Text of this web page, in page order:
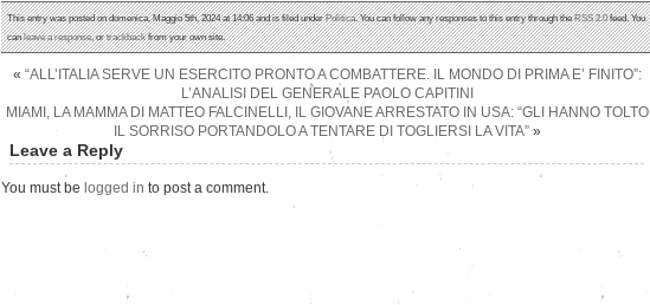
This entry was posted on domenica, Maggio 5th, 2024 at 14:06 and is filed underPolitica. You can follow any responses to this entry through theRSS 2.0feed. You
canleave a response, ortrackbackfrom your own site.
« “ALL’ITALIA SERVE UN ESERCITO PRONTO A COMBATTERE. IL MONDO DI PRIMA E’ FINITO”:
L’ANALISI DEL GENERALE PAOLO CAPITINI
MIAMI, LA MAMMA DI MATTEO FALCINELLI, IL GIOVANE ARRESTATO IN USA: “GLI HANNO TOLTO
IL SORRISO PORTANDOLO A TENTARE DI TOGLIERSI LA VITA”»
Leave a Reply
You must be logged in to post a comment.